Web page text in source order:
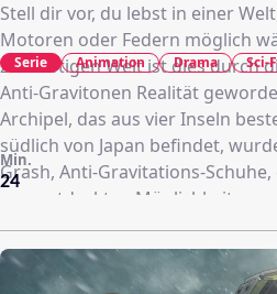
Stell dir vor, du lebst in einer
Motoren oder Federn möglich
zukünftigen Welt ist dies durch
Anti-Gravitonen Realität
Archipel, das aus vier Inseln
südlich von Japan befindet,
Grash, Anti-Gravitations-
neu entdeckten Möglichkeiten
Sport namens Flying Circus. Der Protagonist zog sich
aus aus verschiedenen
wegen zu vieler Niederlagen,
24
Min.
Serie Animation Drama Sci-